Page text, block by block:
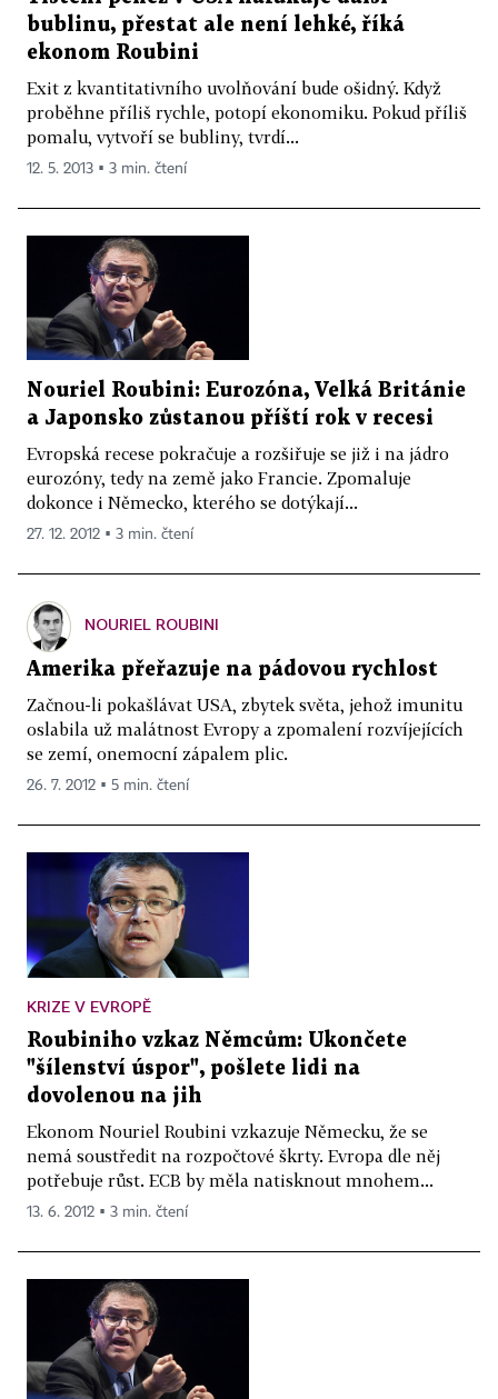
bublinu, přestat ale není lehké, říká
ekonom Roubini
Exit z kvantitativního uvolňování bude ošidný. Když
proběhne příliš rychle, potopí ekonomiku. Pokud příliš
pomalu, vytvoří se bubliny, tvrdí...
12. 5. 2013 ▪ 3 min. čtení
Nouriel Roubini: Eurozóna, Velká Británie
a Japonsko zůstanou příští rok v recesi
Evropská recese pokračuje a rozšiřuje se již i na jádro
eurozóny, tedy na země jako Francie. Zpomaluje
dokonce i Německo, kterého se dotýkají...
27. 12. 2012 ▪ 3 min. čtení
NOURIEL ROUBINI
Amerika přeřazuje na pádovou rychlost
Začnou-li pokašlávat USA, zbytek světa, jehož imunitu
oslabila už malátnost Evropy a zpomalení rozvíjejících
se zemí, onemocní zápalem plic.
26. 7. 2012 ▪ 5 min. čtení
KRIZE V EVROPĚ
Roubiniho vzkaz Němcům: Ukončete
"šílenství úspor", pošlete lidi na
dovolenou na jih
Ekonom Nouriel Roubini vzkazuje Německu, že se
nemá soustředit na rozpočtové škrty. Evropa dle něj
potřebuje růst. ECB by měla natisknout mnohem...
13. 6. 2012 ▪ 3 min. čtení